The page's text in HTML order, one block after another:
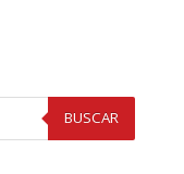
BUSCAR